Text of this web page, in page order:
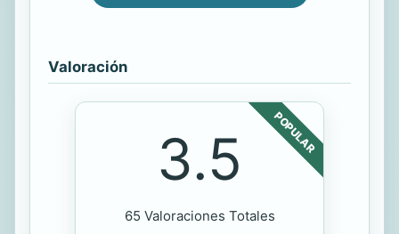
Valoración
POPULAR
3.5
65 Valoraciones Totales